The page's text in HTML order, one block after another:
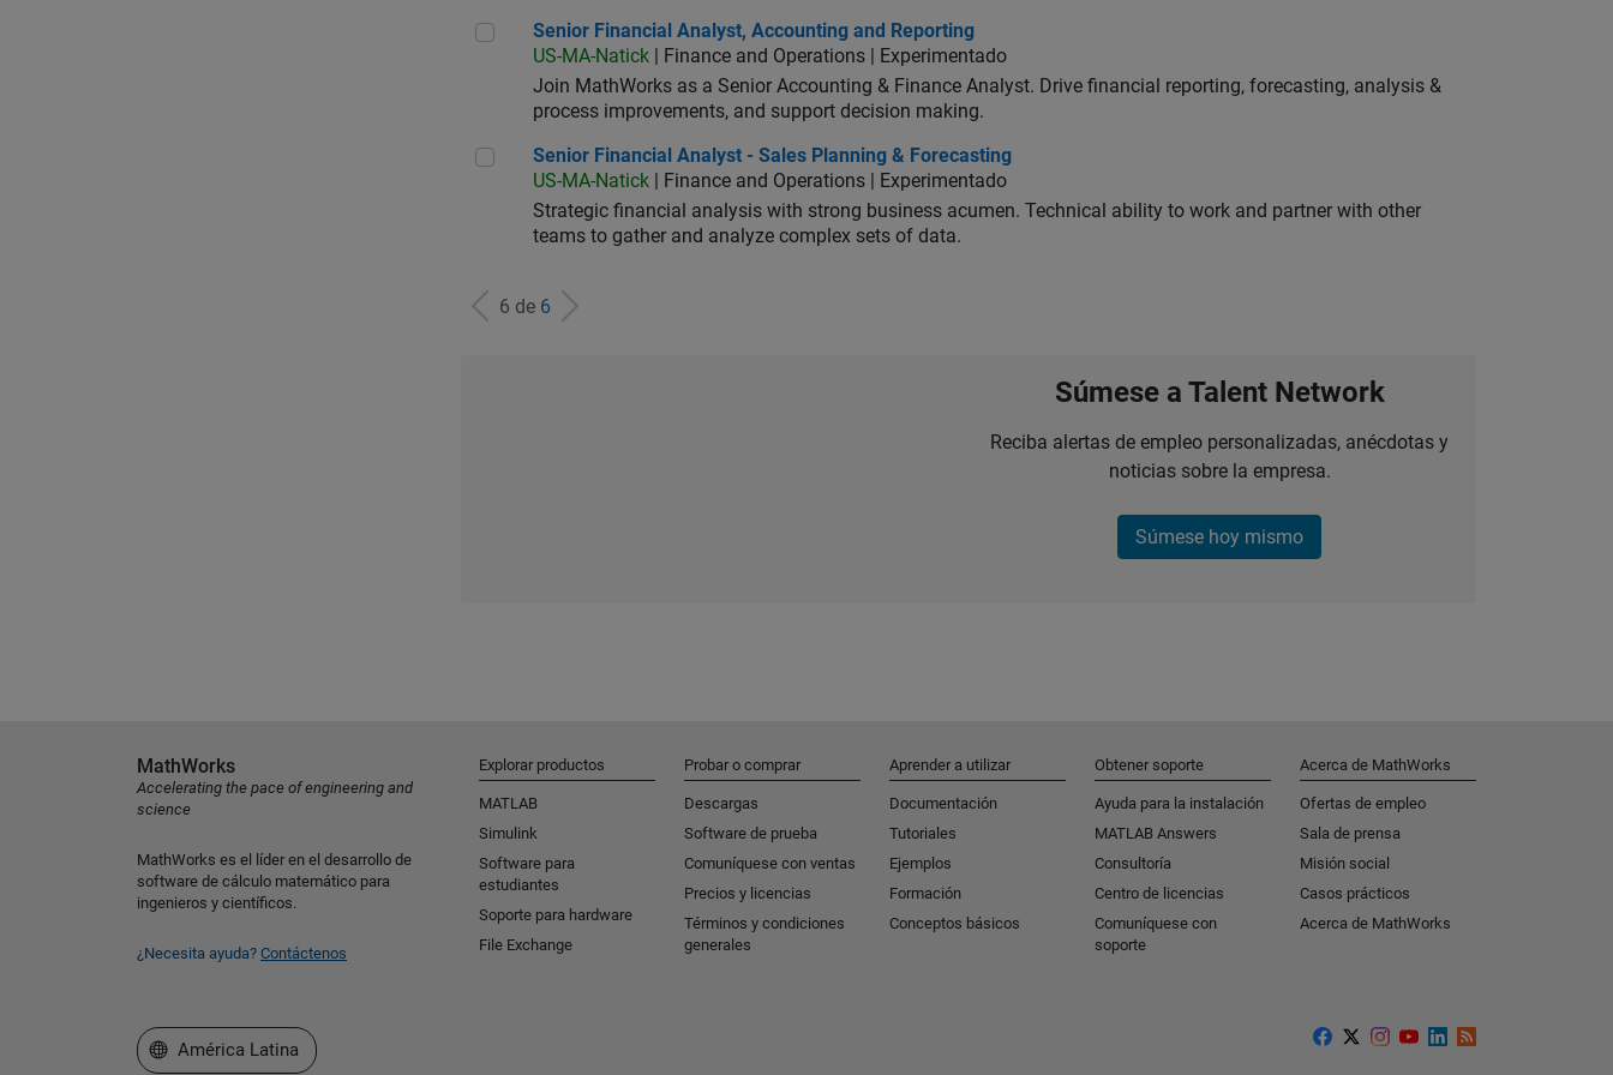
Senior Financial Analyst, Accounting and Reporting
Senior Financial Analyst, Accounting and Reporting
US-MA-Natick | Finance and Operations | Experimentado
Join MathWorks as a Senior Accounting & Finance Analyst. Drive financial reporting, forecasting, analysis &
process improvements, and support decision making.
Senior Financial Analyst - Sales Planning & Forecasting
Senior Financial Analyst - Sales Planning & Forecasting
US-MA-Natick | Finance and Operations | Experimentado
Strategic financial analysis with strong business acumen. Technical ability to work and partner with other
teams to gather and analyze complex sets of data.
6 de 6
Súmese a Talent Network
Reciba alertas de empleo personalizadas, anécdotas y
noticias sobre la empresa.
Súmese hoy mismo
MathWorks
Accelerating the pace of engineering and
science
MathWorks es el líder en el desarrollo de
software de cálculo matemático para
ingenieros y científicos.
¿Necesita ayuda? Contáctenos
Explorar productos
MATLAB
Simulink
Software para
estudiantes
Soporte para hardware
File Exchange
Probar o comprar
Descargas
Software de prueba
Comuníquese con ventas
Precios y licencias
Términos y condiciones
generales
Aprender a utilizar
Documentación
Tutoriales
Ejemplos
Formación
Conceptos básicos
Obtener soporte
Ayuda para la instalación
MATLAB Answers
Consultoría
Centro de licencias
Comuníquese con
soporte
Acerca de MathWorks
Ofertas de empleo
Sala de prensa
Misión social
Casos prácticos
Acerca de MathWorks
Seleccione un país/idioma
América Latina